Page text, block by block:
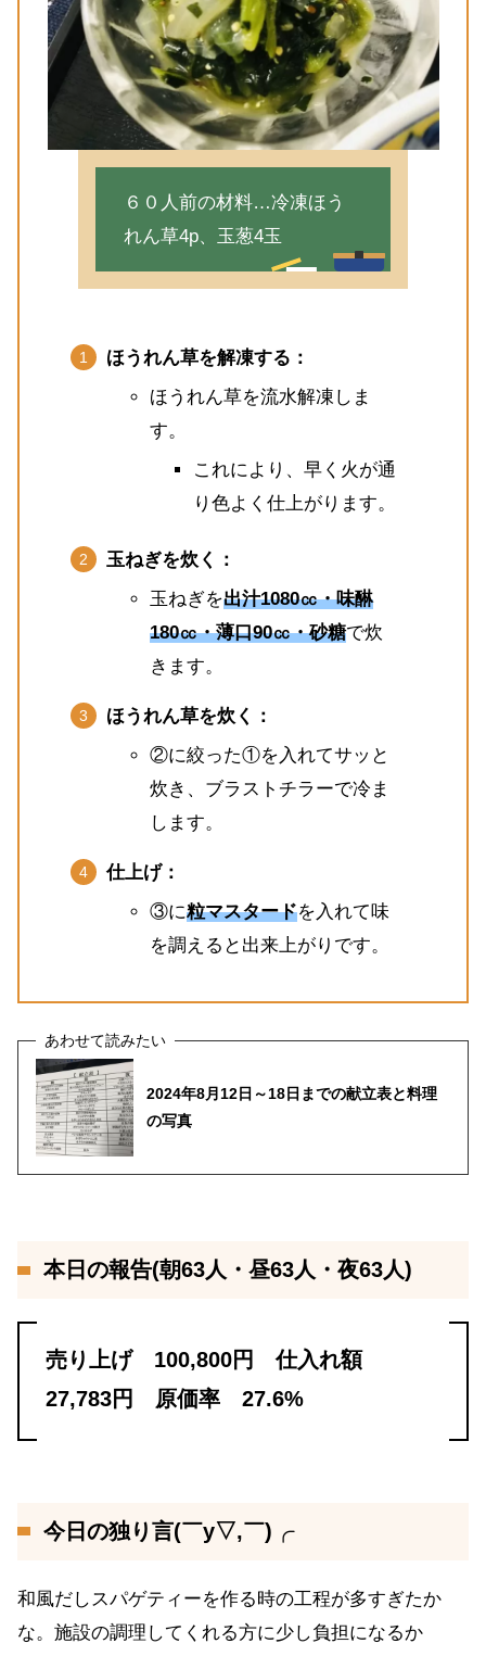
６０人前の材料…冷凍ほう
れん草4p、玉葱4玉
ほうれん草を解凍する：
ほうれん草を流水解凍しま
す。
これにより、早く火が通
り色よく仕上がります。
玉ねぎを炊く：
玉ねぎを出汁1080㏄・味醂
180㏄・薄口90㏄・砂糖で炊
きます。
ほうれん草を炊く：
②に絞った①を入れてサッと
炊き、ブラストチラーで冷ま
します。
仕上げ：
③に粒マスタードを入れて味
を調えると出来上がりです。
2024年8月12日～18日までの献立表と料理
の写真
本日の報告(朝63人・昼63人・夜63人)
売り上げ 100,800円 仕入れ額
27,783円 原価率 27.6%
今日の独り言(￣y▽,￣)╭
和風だしスパゲティーを作る時の工程が多すぎたか
な。施設の調理してくれる方に少し負担になるか